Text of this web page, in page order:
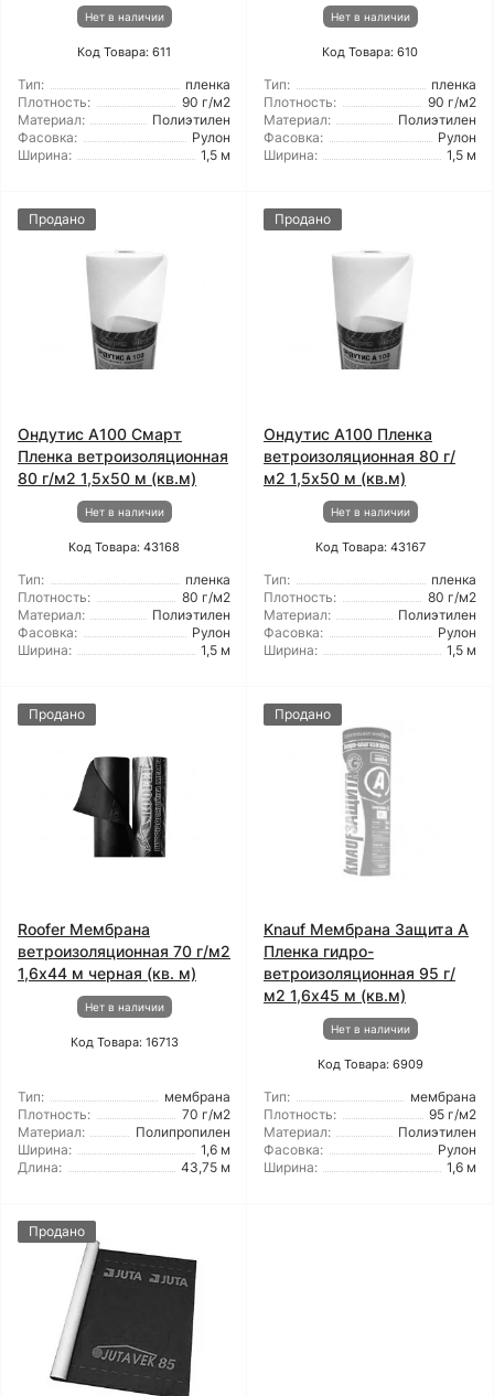
Нет в наличии
Код Товара: 611
Тип:
пленка
Плотность:
90 г/м2
Материал:
Полиэтилен
Фасовка:
Рулон
Ширина:
1,5 м
Нет в наличии
Код Товара: 610
Тип:
пленка
Плотность:
90 г/м2
Материал:
Полиэтилен
Фасовка:
Рулон
Ширина:
1,5 м
Продано
Ондутис А100 Смарт
Пленка ветроизоляционная
80 г/м2 1,5x50 м (кв.м)
Нет в наличии
Код Товара: 43168
Тип:
пленка
Плотность:
80 г/м2
Материал:
Полиэтилен
Фасовка:
Рулон
Ширина:
1,5 м
Продано
Ондутис А100 Пленка
ветроизоляционная 80 г/
м2 1,5x50 м (кв.м)
Нет в наличии
Код Товара: 43167
Тип:
пленка
Плотность:
80 г/м2
Материал:
Полиэтилен
Фасовка:
Рулон
Ширина:
1,5 м
Продано
Roofer Мембрана
ветроизоляционная 70 г/м2
1,6x44 м черная (кв. м)
Нет в наличии
Код Товара: 16713
Тип:
мембрана
Плотность:
70 г/м2
Материал:
Полипропилен
Ширина:
1,6 м
Длина:
43,75 м
Продано
Knauf Мембрана Защита А
Пленка гидро-
ветроизоляционная 95 г/
м2 1,6x45 м (кв.м)
Нет в наличии
Код Товара: 6909
Тип:
мембрана
Плотность:
95 г/м2
Материал:
Полиэтилен
Фасовка:
Рулон
Ширина:
1,6 м
Продано